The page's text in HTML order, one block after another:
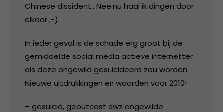
Chinese dissident.. Nee nu haal ik dingen door
elkaar ;-).
In ieder geval is de schade erg groot bij de
gemiddelde social media actieve internetter
als deze ongewild gesuicideerd zou worden.
Nieuwe uitdrukkingen en woorden voor 2010!
– gesuicid, geoutcast dwz ongewilde